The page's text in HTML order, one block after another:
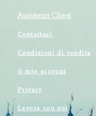
Assistenza Clienti
Contattaci
Condizioni di vendita
il mio account
Privacy
Lavora con noi